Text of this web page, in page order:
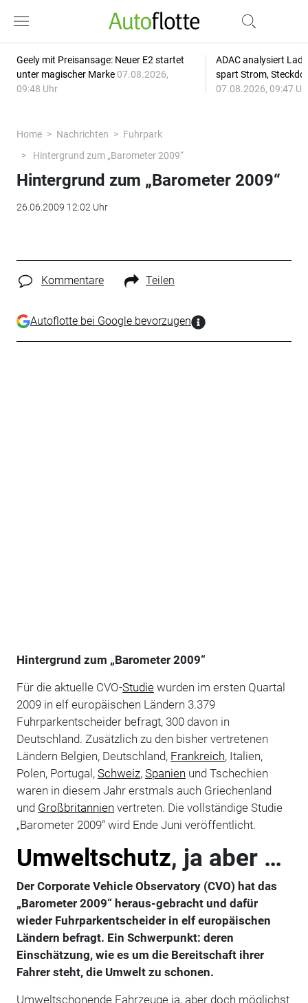
Geely mit Preisansage: Neuer E2 startet
unter magischer Marke 07.08.2026,
09:48 Uhr
ADAC analysiert
spart Strom,
07.08.2026, 09:47
Home Nachrichten
Fuhrpark
Hintergrund zum „Barometer 2009“
Hintergrund zum „Barometer 2009“
26.06.2009 12:02 Uhr
Kommentare Teilen
Autoflotte bei Google bevorzugen
Hintergrund zum „Barometer 2009“
Für die aktuelle CVO-Studiewurden im ersten Quartal
2009 in elf europäischen Ländern 3.379
Fuhrparkentscheider befragt, 300 davon in
Deutschland. Zusätzlich zu den bisher vertretenen
Ländern Belgien, Deutschland, Frankreich, Italien,
Polen, Portugal, Schweiz, Spanien und Tschechien
waren in diesem Jahr erstmals auch Griechenland
und Großbritannien vertreten. Die vollständige Studie
„Barometer 2009“ wird Ende Juni veröffentlicht.
Umweltschutz, ja aber …
Der Corporate Vehicle Observatory (CVO) hat das
„Barometer 2009“ heraus-gebracht und dafür
wieder Fuhrparkentscheider in elf europäischen
Ländern befragt. Ein Schwerpunkt: deren
Einschätzung, wie es um die Bereitschaft ihrer
Fahrer steht, die Umwelt zu schonen.
Umweltschonende Fahrzeuge ja, aber doch möglichst